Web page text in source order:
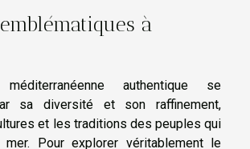
à
authentique se
sa diversité et son raffinement,
et les traditions des peuples qui
Pour explorer véritablement le